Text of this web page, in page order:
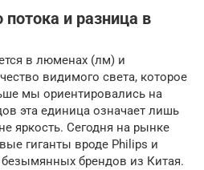
потока и разница в
в люменах (лм) и
видимого света, которое
мы ориентировались на
эта единица означает лишь
яркость. Сегодня на рынке
гиганты вроде Philips и
брендов из Китая.